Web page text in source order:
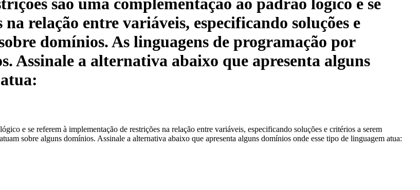
são uma complementação ao padrão lógico e se
relação entre variáveis, especificando soluções e
domínios. As linguagens de programação por
Assinale a alternativa abaixo que apresenta alguns
e se referem à implementação de restrições na relação entre variáveis, especificando soluções e critérios a serem
sobre alguns domínios. Assinale a alternativa abaixo que apresenta alguns domínios onde esse tipo de linguagem atua: